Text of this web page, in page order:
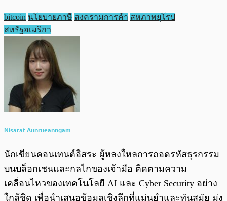
bitcoin นโยบายภาษี สงครามการค้า สหภาพยุโรป
สหรัฐอเมริกา
Nisarat Aunrueanngam
นักเขียนคอนเทนต์อิสระ ผู้หลงใหลการถอดรหัสธุรกรรม
บนบล็อกเชนและกลไกของเจ้ามือ ติดตามความ
เคลื่อนไหวของเทคโนโลยี AI และ Cyber Security อย่าง
ใกล้ชิด เพื่อนำเสนอข้อมูลเชิงลึกที่แม่นยำและทันสมัย มุ่ง